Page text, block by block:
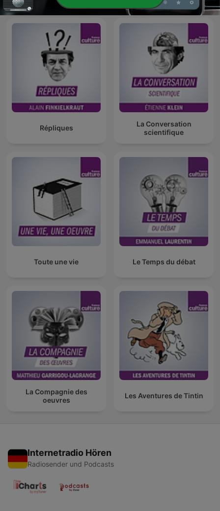
Répliques
La Conversation
scientifique
Toute une vie Le Temps du débat
La Compagnie des
oeuvres
Les Aventures de Tintin
Internetradio Hören
Radiosender und Podcasts